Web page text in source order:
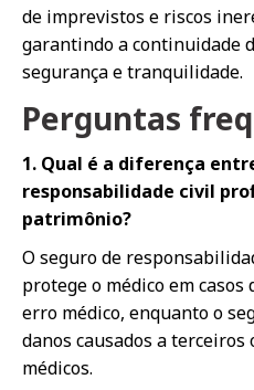
de imprevistos e riscos
garantindo a continuidade
segurança e tranquilidade.
Perguntas
1. Qual é a diferença
responsabilidade civil
patrimônio?
O seguro de
protege o médico em
erro médico, enquanto o
danos causados a
médicos.